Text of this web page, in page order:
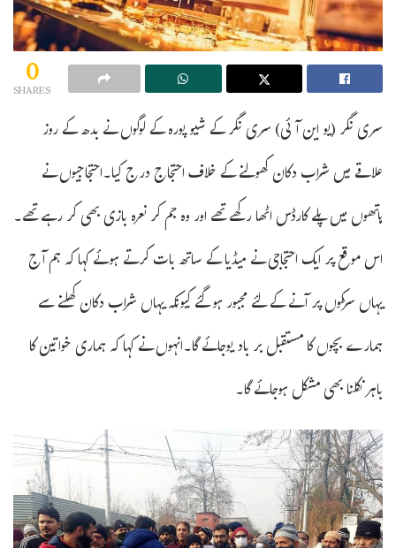
0
SHARES
سری نگر (یو این آئی) سری نگر کے شیو پورہ کے لوگوں نے بدھ کے روز
علاقے میں شراب دکان کھولنے کے خلاف احتجاج درج کیا۔احتجاجیوں نے
ہاتھوں میں پلے کارڈس اٹھا رکھے تھے اور وہ جم کر نعرہ بازی بھی کر رہے تھے۔
اس موقع پر ایک احتجاجی نے میڈیا کے ساتھ بات کرتے ہوئے کہا کہ ہم آج
یہاں سڑکوں پر آنے کے لئے مجبور ہوگئے کیونکہ یہاں شراب دکان کھلنے سے
ہمارے بچوں کا مستقبل بر باد یوجائے گا۔انہوں نے کہا کہ ہماری خواتین کا
باہر نکلنا بھی مشکل ہوجائے گا۔